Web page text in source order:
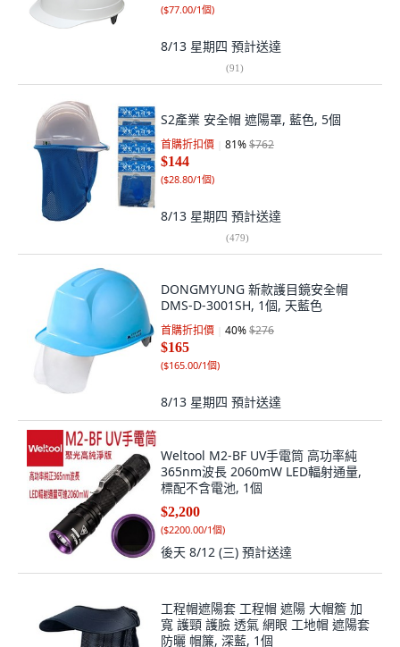
($77.00/1個)
8/13 星期四 預計送達
(91)
S2產業 安全帽 遮陽罩, 藍色, 5個
首購折扣價 81%$762
$144
($28.80/1個)
8/13 星期四 預計送達
(479)
DONGMYUNG 新款護目鏡安全帽
DMS-D-3001SH, 1個, 天藍色
首購折扣價 40%$276
$165
($165.00/1個)
8/13 星期四 預計送達
Weltool M2-BF UV手電筒 高功率純
365nm波長 2060mW LED輻射通量,
標配不含電池, 1個
$2,200
($2200.00/1個)
後天 8/12 (三) 預計送達
工程帽遮陽套 工程帽 遮陽 大帽簷 加
寬 護頸 護臉 透氣 網眼 工地帽 遮陽套
防曬 帽簾, 深藍, 1個